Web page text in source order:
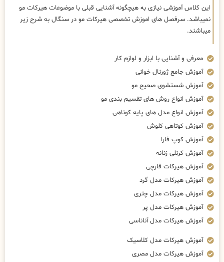
این کلاس آموزشی نیازی به هیچگونه آشنایی قبلی با موضوعات هیرکات مو
نمیباشد. سرفصل های اموزش تخصصی هیرکات مو در سنگال به شرح زیر
میباشند.
معرفی و آشنایی با ابزار و لوازم کار
آموزش جامع ژورنال خوانی
آموزش شستشوی صحیح مو
آموزش انواع روش های تقسیم بندی مو
آموزش انواع مدل های پایه کوتاهی
آموزش کوتاهی کلوش
آموزش کوپ فارا
آموزش کرنلی زنانه
آموزش هیرکات قارچی
آموزش هیرکات مدل گرد
آموزش هیرکات مدل چتری
آموزش هیرکات مدل پر
آموزش هیرکات مدل آناناسی
آموزش هیرکات مدل کلاسیک
آموزش هیرکات مدل مصری